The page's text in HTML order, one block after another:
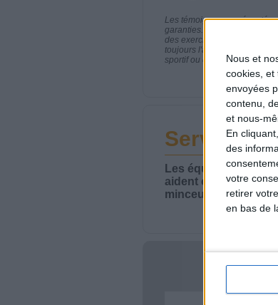
Nous et
cookies, et
envoyées
contenu,
et nous-
En
des
votre
retirer
en bas de
Les témoignages présentés
garanties. Comme pour tout
des exercices physiques
toujours l'avis de votre
sportif ou de modifier vos
Service-
Les équipes du
aident chaque
minceur.